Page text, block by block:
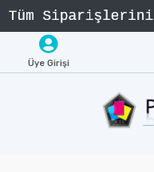
Üye Girişi